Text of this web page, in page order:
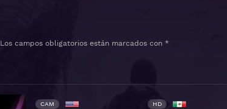
Los campos obligatorios están marcados con *
CAM HD